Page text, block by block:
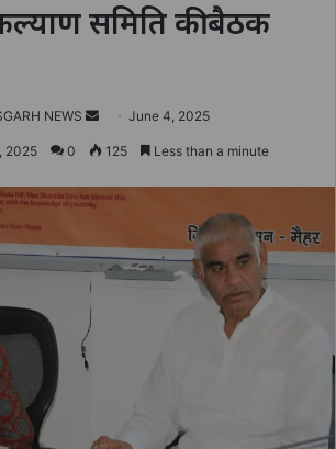
समिति की बैठक
NEWS
SendJune 4, 2025
2025 0 125 Less than a minute